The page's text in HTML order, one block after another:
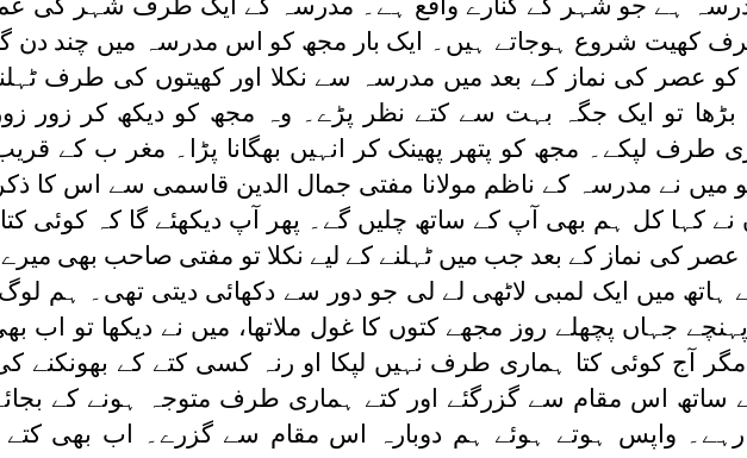
ہے جو شہر کے کنارے واقع ہے۔ مدرسہ کے ایک طرف شہر کی
کھیت شروع ہوجاتے ہیں۔ ایک بار مجھ کو اس مدرسہ میں چند دن
کو عصر کی نماز کے بعد میں مدرسہ سے نکلا اور کھیتوں کی طرف
بڑھا تو ایک جگہ بہت سے کتے نظر پڑے۔ وہ مجھ کو دیکھ کر زور
طرف لپکے۔ مجھ کو پتھر پھینک کر انہیں بھگانا پڑا۔ مغر ب کے
میں نے مدرسہ کے ناظم مولانا مفتی جمال الدین قاسمی سے اس کا ذکر
کہا کل ہم بھی آپ کے ساتھ چلیں گے۔ پھر آپ دیکھئے گا کہ کوئی
عصر کی نماز کے بعد جب میں ٹہلنے كے ليے نکلا تو مفتی صاحب بھی
ہاتھ میں ایک لمبی لاٹھی لے لی جو دور سے دکھائی دیتی تھی۔ ہم
جہاں پچھلے روز مجھے کتوں کا غول ملاتھا، میں نے دیکھا تو اب
آج کوئی کتا ہماری طرف نہیں لپکا او رنہ کسی کتے کے بھونکنے کی
اس مقام سے گزرگئے اور کتے ہماری طرف متوجہ ہونے کے بجائے
واپس ہوتے ہوئے ہم دوبارہ اس مقام سے گزرے۔ اب بھی کتے